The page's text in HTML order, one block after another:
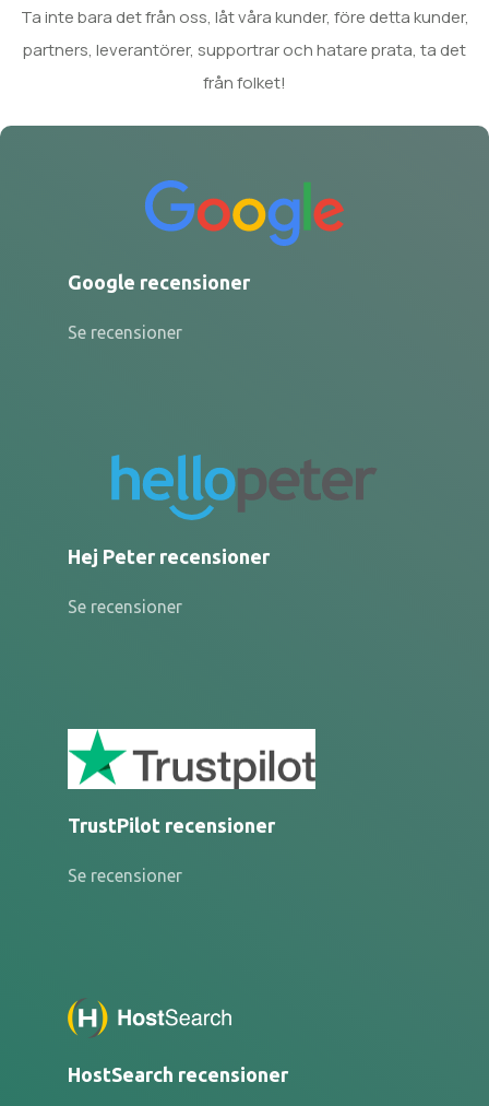
Ta inte bara det från oss, låt våra kunder, före detta kunder,
partners, leverantörer, supportrar och hatare prata, ta det
från folket!
Google recensioner
Se recensioner
Hej Peter recensioner
Se recensioner
TrustPilot recensioner
Se recensioner
HostSearch recensioner